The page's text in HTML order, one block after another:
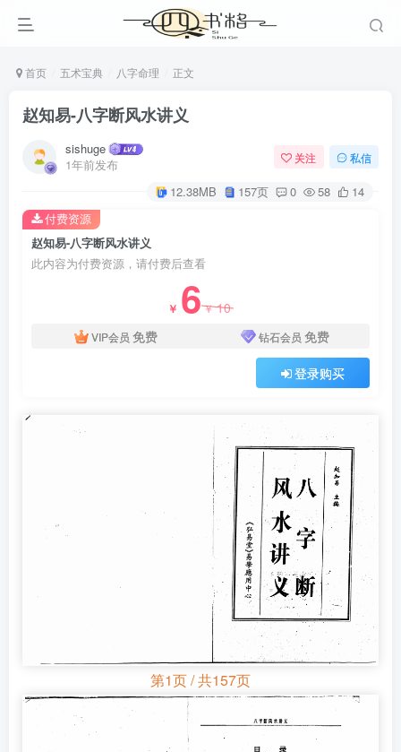
首页 五术宝典 八字命理 正文
赵知易-八字断风水讲义
sishuge
1年前发布
关注 私信
12.38MB 157页 0 58 14
赵知易-八字断风水讲义
此内容为付费资源，请付费后查看
￥ 6￥10
VIP会员 免费 钻石会员 免费
登录购买
付费资源
第1页 / 共157页